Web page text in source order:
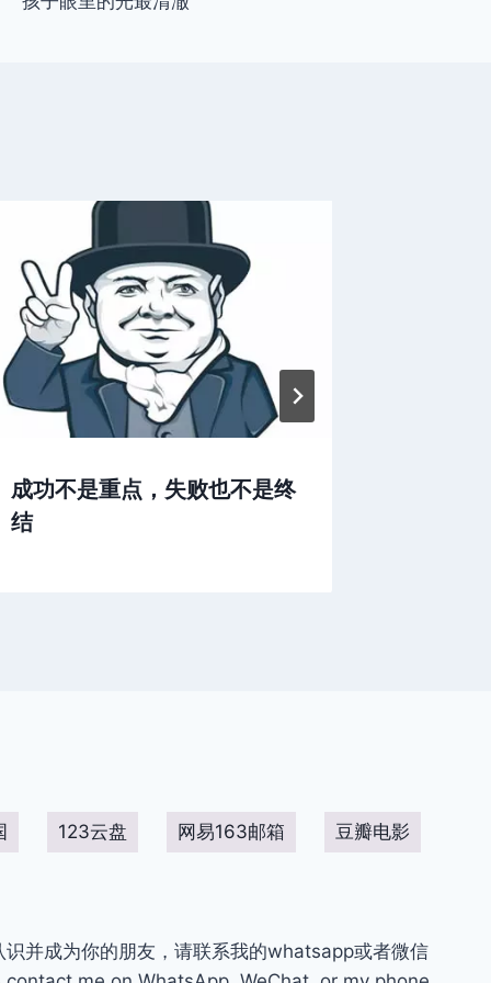
成功不是重点，失败也不是终
结
123云盘 网易163邮箱 豆瓣电影
并成为你的朋友，请联系我的whatsapp或者微信